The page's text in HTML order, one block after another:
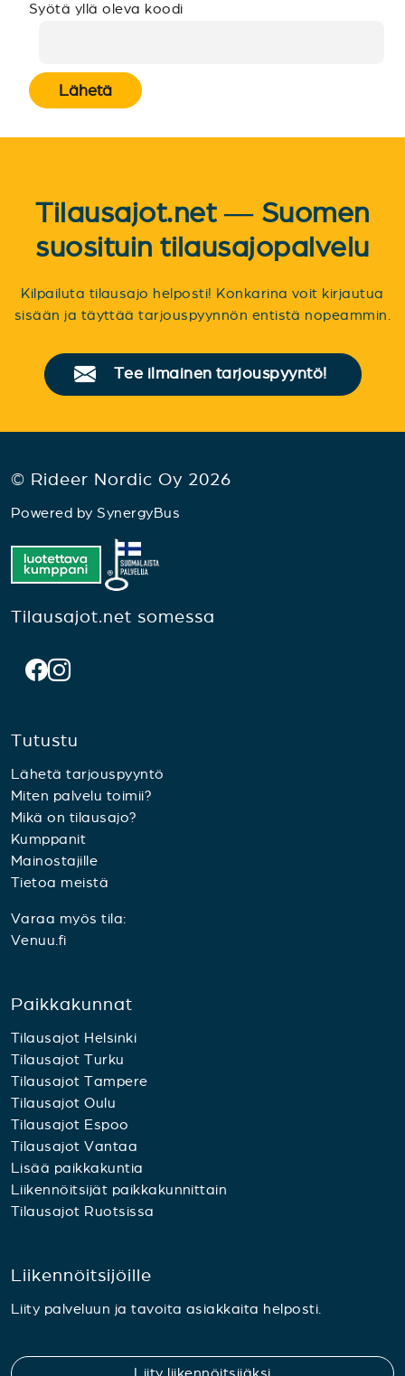
Syötä yllä oleva koodi
Lähetä
Tilausajot.net — Suomen
suosituin tilausajopalvelu
Kilpailuta tilausajo helposti! Konkarina voit kirjautua
sisään ja täyttää tarjouspyynnön entistä nopeammin.
Tee ilmainen tarjouspyyntö!
© Rideer Nordic Oy 2026
Powered by SynergyBus
Tilausajot.net somessa
Tutustu
Lähetä tarjouspyyntö
Miten palvelu toimii?
Mikä on tilausajo?
Kumppanit
Mainostajille
Tietoa meistä
Varaa myös tila:
Venuu.fi
Paikkakunnat
Tilausajot Helsinki
Tilausajot Turku
Tilausajot Tampere
Tilausajot Oulu
Tilausajot Espoo
Tilausajot Vantaa
Lisää paikkakuntia
Liikennöitsijät paikkakunnittain
Tilausajot Ruotsissa
Liikennöitsijöille
Liity palveluun ja tavoita asiakkaita helposti.
Liity liikennöitsijäksi